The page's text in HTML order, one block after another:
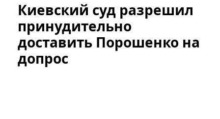
Киевский суд разрешил
принудительно
доставить Порошенко на
допрос